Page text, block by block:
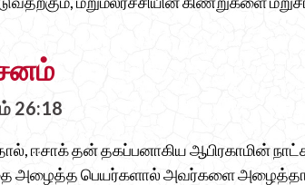
26:18
ஈசாக் தன் தகப்பனாகிய ஆபிரகாமின்
அழைத்த பெயர்களால் அவர்களை